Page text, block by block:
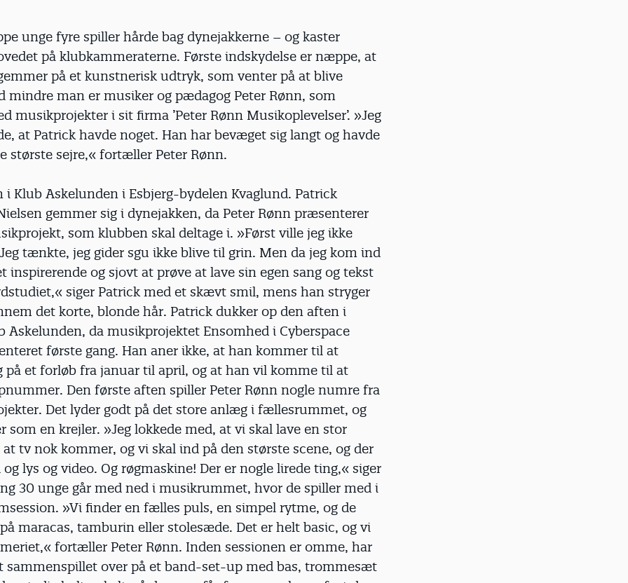
unge fyre spiller hårde bag dynejakkerne – og kaster
på klubkammeraterne. Første indskydelse er næppe, at
på et kunstnerisk udtryk, som venter på at blive
mindre man er musiker og pædagog Peter Rønn, som
musik­projekter i sit firma ’Peter Rønn Musikoplevelser’. »Jeg
at Patrick havde noget. Han har bevæget sig langt og havde
største sejre,« fortæller Peter Rønn.
i Klub Askelunden i Esbjerg-bydelen Kvaglund. Patrick
gemmer sig i dynejakken, da Peter Rønn præsenterer
som klubben skal deltage i. »Først ville jeg ikke
tænkte, jeg gider sgu ikke blive til grin. Men da jeg kom ind
inspirerende og sjovt at prøve at lave sin egen sang og tekst
siger Patrick med et skævt smil, mens han stryger
det korte, blonde hår. Patrick dukker op den aften i
Askelunden, da musikprojektet Ensomhed i Cyberspace
første gang. Han aner ikke, at han kommer til at
på et forløb fra januar til april, og at han vil komme til at
Den første aften spiller Peter Rønn nogle numre fra
Det lyder godt på det store anlæg i fællesrummet, og
som en krejler. »Jeg lokkede med, at vi skal lave en stor
tv nok kommer, og vi skal ind på den største scene, og der
lys og video. Og røgmaskine! Der er nogle lirede ting,« siger
30 unge går med ned i musikrummet, hvor de spiller med i
»Vi finder en fælles puls, en simpel rytme, og de
maracas, tamburin eller stolesæde. Det er helt basic, og vi
fortæller Peter Rønn. Inden sessionen er omme, har
sammenspillet over på et band-set-up med bas, trommesæt